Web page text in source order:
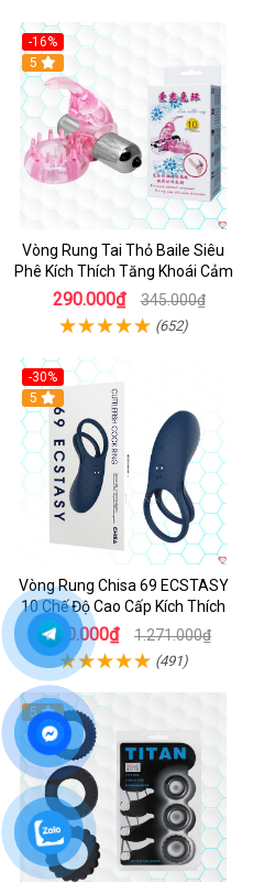
-16%
Hot
5
Vòng Rung Tai Thỏ Baile Siêu
Phê Kích Thích Tăng Khoái Cảm
290.000₫ 345.000₫
(652)
-30%
Hot
5
Vòng Rung Chisa 69 ECSTASY
10 Chế Độ Cao Cấp Kích Thích
890.000₫ 1.271.000₫
(491)
5